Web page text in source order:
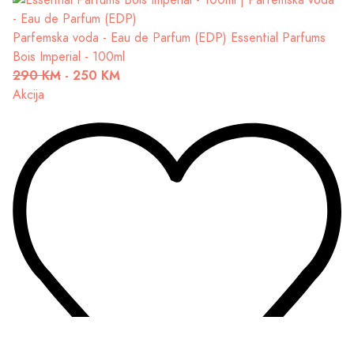
Parfemska voda - Eau de Parfum (EDP) Essential Parfums
Bois Imperial - 100ml
290 KM - 250 KM
Akcija